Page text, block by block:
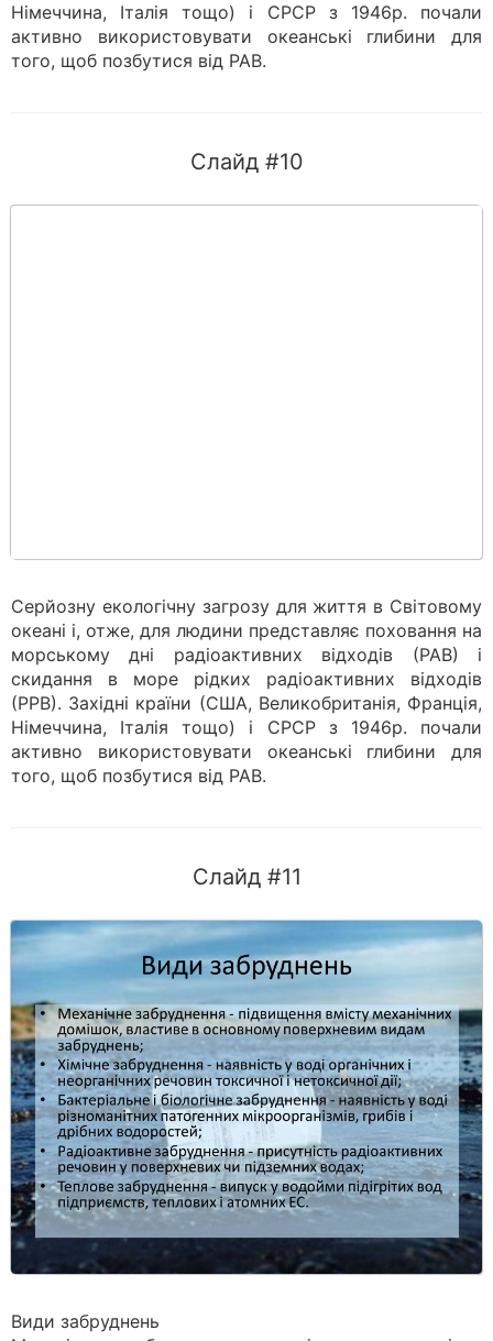
Німеччина, Італія тощо) і СРСР з 1946р. почали
активно використовувати океанські глибини для
того, щоб позбутися від РАВ.
Слайд #10
Серйозну екологічну загрозу для життя в Світовому
океані і, отже, для людини представляє поховання на
морському дні радіоактивних відходів (РАВ) і
скидання в море рідких радіоактивних відходів
(РРВ). Західні країни (США, Великобританія, Франція,
Німеччина, Італія тощо) і СРСР з 1946р. почали
активно використовувати океанські глибини для
того, щоб позбутися від РАВ.
Слайд #11
Види забруднень